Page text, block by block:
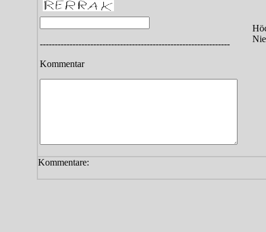
----------------------------------------------------------------
Kommentar
Kommentare: